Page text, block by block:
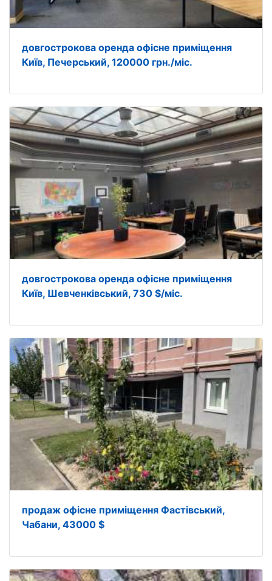
довгострокова оренда офісне приміщення
Київ, Печерський, 120000 грн./міс.
довгострокова оренда офісне приміщення
Київ, Шевченківський, 730 $/міс.
продаж офісне приміщення Фастівський,
Чабани, 43000 $